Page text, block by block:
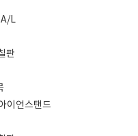
A/L
판
이언스탠드